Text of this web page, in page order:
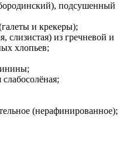
подсушенный
и крекеры);
слизистая) из гречневой и
хлопьев;
(нерафинированное);